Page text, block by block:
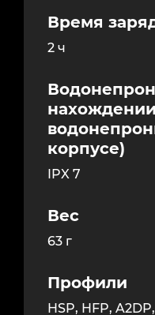
Время
2 ч
корпусе)
IPX 7
Вес
63 г
Профили
HSP, HFP,